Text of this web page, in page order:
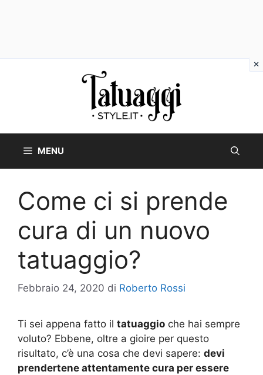
MENU
Come ci si prende
cura di un nuovo
tatuaggio?
Febbraio 24, 2020 di Roberto Rossi
Ti sei appena fatto il tatuaggio che hai sempre
voluto? Ebbene, oltre a gioire per questo
risultato, c’è una cosa che devi sapere: devi
prendertene attentamente cura per essere